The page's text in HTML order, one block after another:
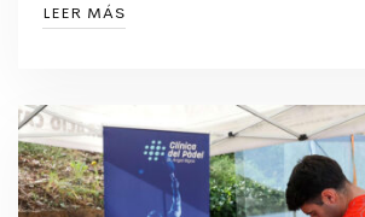
LEER MÁS